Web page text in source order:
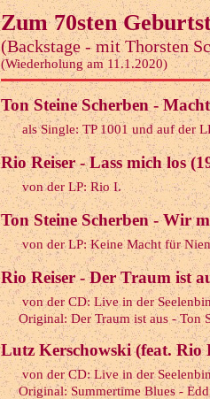
Zum 70sten
(Backstage - mit Thorsten
(Wiederholung am 11.1.2020)
Ton Steine Scherben -
als Single: TP 1001 und auf der
Rio Reiser - Lass mich los
von der LP: Rio I.
Ton Steine Scherben - Wir
von der LP: Keine Macht für
Rio Reiser - Der Traum ist
von der CD: Live in der
Original: Der Traum ist aus - Ton
Lutz Kerschowski (feat. Rio
von der CD: Live in der
Original: Summertime Blues -